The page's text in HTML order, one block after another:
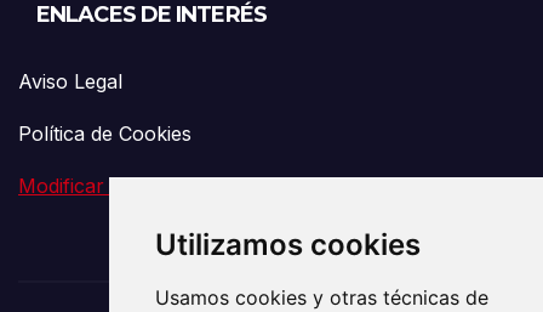
Utilizamos cookies
Usamos cookies y otras técnicas de
ENLACES DE INTERÉS
Aviso Legal
Política de Cookies
Modificar preferencia de Cookies